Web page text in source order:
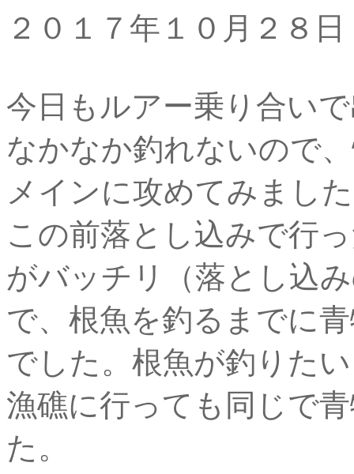
２０１７年１０月２８
今日もルアー乗り合い
なかなか釣れないので
メインに攻めてみまし
この前落とし込みで行
がバッチリ（落とし込
で、根魚を釣るまでに
でした。根魚が釣りた
漁礁に行っても同じで
た。